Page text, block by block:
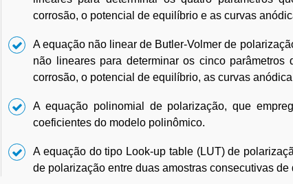
corrosão, o potencial de equilíbrio e as curvas
A equação não linear de Butler-Volmer de
não lineares para determinar os cinco
corrosão, o potencial de equilíbrio, as curvas
A equação polinomial de polarização, que
coeficientes do modelo polinômico.
A equação do tipo Look-up table (LUT) de
de polarização entre duas amostras consecutivas